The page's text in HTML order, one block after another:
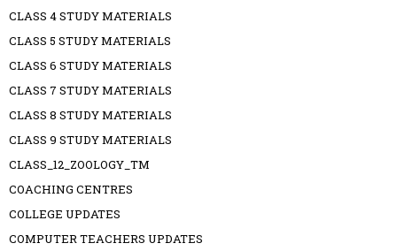
CLASS 4 STUDY MATERIALS
CLASS 5 STUDY MATERIALS
CLASS 6 STUDY MATERIALS
CLASS 7 STUDY MATERIALS
CLASS 8 STUDY MATERIALS
CLASS 9 STUDY MATERIALS
CLASS_12_ZOOLOGY_TM
COACHING CENTRES
COLLEGE UPDATES
COMPUTER TEACHERS UPDATES